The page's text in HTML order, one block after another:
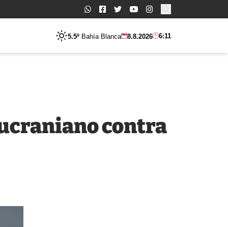
Buscar:
5.5º Bahía Blanca 8.8.2026 6:11
contra